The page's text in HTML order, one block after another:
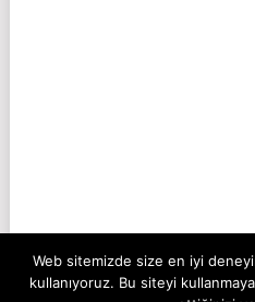
Web sitemizde size en iyi
kullanıyoruz. Bu siteyi